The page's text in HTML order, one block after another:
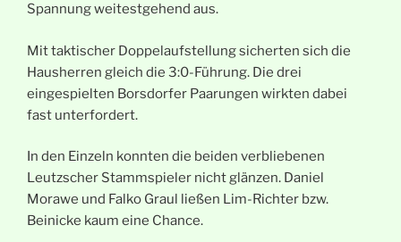
Spannung weitestgehend aus.
Mit taktischer Doppelaufstellung sicherten sich die
Hausherren gleich die 3:0-Führung. Die drei
eingespielten Borsdorfer Paarungen wirkten dabei
fast unterfordert.
In den Einzeln konnten die beiden verbliebenen
Leutzscher Stammspieler nicht glänzen. Daniel
Morawe und Falko Graul ließen Lim-Richter bzw.
Beinicke kaum eine Chance.